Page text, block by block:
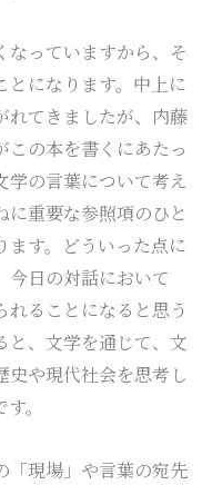
っていますから、そ
とになります。中上に
れてきましたが、内藤
この本を書くにあたっ
学の言葉について考え
重要な参照項のひと
ます。どういった点に
今日の対話において
れることになると思う
と、文学を通じて、文
史や現代社会を思考し
。
現場」や言葉の宛先